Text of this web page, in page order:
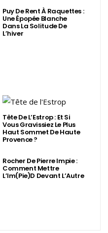
Puy De Rent À Raquettes :
Une Épopée Blanche
Dans La Solitude De
L’hiver
Tête De L’Estrop : Et Si
Vous Gravissiez Le Plus
Haut Sommet De Haute
Provence ?
Rocher De Pierre Impie :
Comment Mettre
L’Im(Pie)d Devant L’Autre